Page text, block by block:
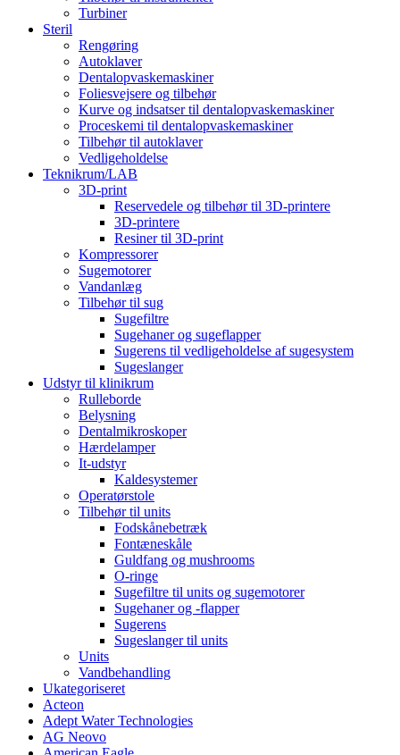
Turbiner
Steril
Rengøring
Autoklaver
Dentalopvaskemaskiner
Foliesvejsere og tilbehør
Kurve og indsatser til dentalopvaskemaskiner
Proceskemi til dentalopvaskemaskiner
Tilbehør til autoklaver
Vedligeholdelse
Teknikrum/LAB
3D-print
Reservedele og tilbehør til 3D-printere
3D-printere
Resiner til 3D-print
Kompressorer
Sugemotorer
Vandanlæg
Tilbehør til sug
Sugefiltre
Sugehaner og sugeflapper
Sugerens til vedligeholdelse af sugesystem
Sugeslanger
Udstyr til klinikrum
Rulleborde
Belysning
Dentalmikroskoper
Hærdelamper
It-udstyr
Kaldesystemer
Operatørstole
Tilbehør til units
Fodskånebetræk
Fontæneskåle
Guldfang og mushrooms
O-ringe
Sugefiltre til units og sugemotorer
Sugehaner og -flapper
Sugerens
Sugeslanger til units
Units
Vandbehandling
Ukategoriseret
Acteon
Adept Water Technologies
AG Neovo